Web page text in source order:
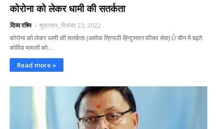
कोरोना को लेकर धामी की सतर्कता
दिव्य रश्मि
शुक्रवार, दिसंबर 23, 2022
कोरोना को लेकर धामी की सतर्कता (अशोक त्रिपाठी-हिन्दुस्तान फीचर सेवा) Û चीन में बढ़ते
कोविड मामलों को…
Read more »